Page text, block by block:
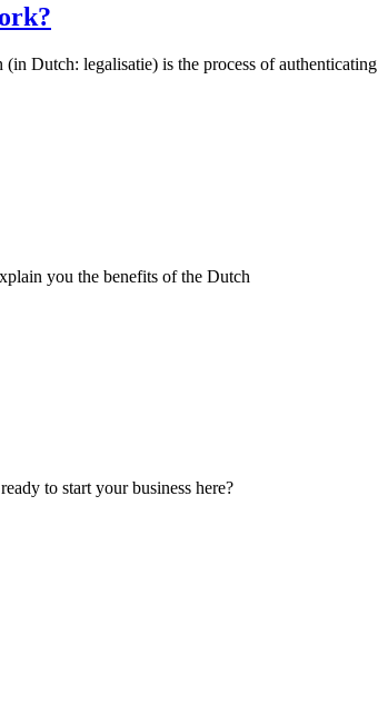
Dutch: legalisatie) is the process of authenticating
you the benefits of the Dutch
to start your business here?